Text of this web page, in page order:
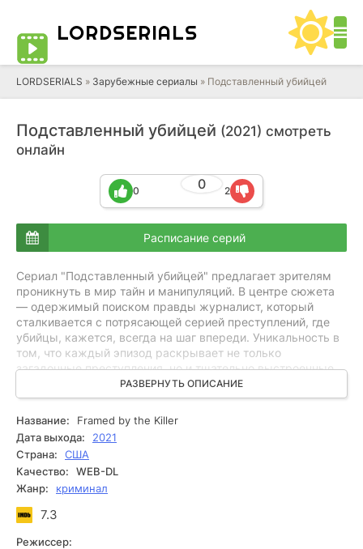
LORDSERIALS
LORDSERIALS » Зарубежные сериалы » Подставленный убийцей
Подставленный убийцей (2021) смотреть
онлайн
0
0 2
Расписание серий
Сериал "Подставленный убийцей" предлагает зрителям
проникнуть в мир тайн и манипуляций. В центре сюжета
— одержимый поиском правды журналист, который
сталкивается с потрясающей серией преступлений, где
убийцы, кажется, всегда на шаг впереди. Уникальность в
том, что каждый эпизод раскрывает не только
загадочные преступления, но и тщательно выстроенные
сетевые интриги, в которые вовлечены как жертвы, так и
невинные люди. Атмосфера напряжения нарастает с
каждой минутой, удерживая зрителя в постоянном
ожидании неожиданной развязки. Психологическое
напряжение и тонко проработанные персонажи делают
это произведение настоящим произведением искусства в
жанре криминала.
РАЗВЕРНУТЬ ОПИСАНИЕ
Название:
Framed by the Killer
Дата выхода:
2021
Страна:
США
Качество:
WEB-DL
Жанр:
криминал
7.3
Режиссер: